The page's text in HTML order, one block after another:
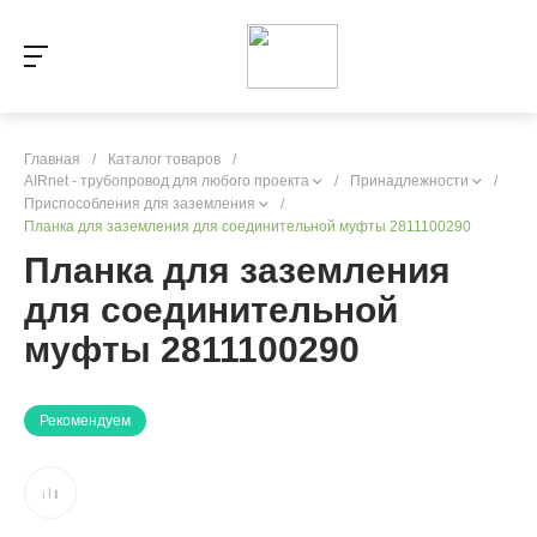
Главная / Каталог товаров
/
AIRnet - трубопровод для любого проекта
/ Принадлежности
/
Приспособления для заземления
/
Планка для заземления для соединительной муфты 2811100290
Планка для заземления
для соединительной
муфты 2811100290
Рекомендуем